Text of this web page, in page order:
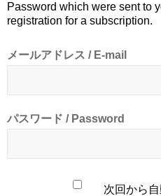
Password which were sent to
registration for a subscription.
メールアドレス / E-mail
パスワード / Password
次回から